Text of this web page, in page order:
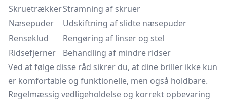
SkruetrækkerStramning af skruer
Næsepuder
Udskiftning af slidte næsepuder
Renseklud
Rengøring af linser og stel
Ridsefjerner
Behandling af mindre ridser
Ved at følge disse råd sikrer du, at dine briller ikke kun
er komfortable og funktionelle, men også holdbare.
Regelmæssig vedligeholdelse og korrekt opbevaring